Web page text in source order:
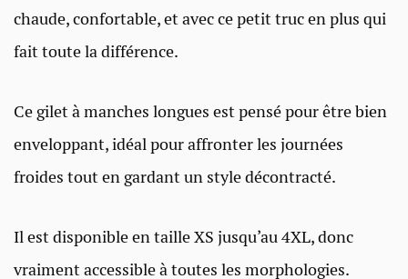
chaude, confortable, et avec ce petit truc en plus qui
fait toute la différence.
Ce gilet à manches longues est pensé pour être bien
enveloppant, idéal pour affronter les journées
froides tout en gardant un style décontracté.
Il est disponible en taille XS jusqu’au 4XL, donc
vraiment accessible à toutes les morphologies.